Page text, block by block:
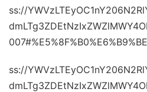
ss://
ss://